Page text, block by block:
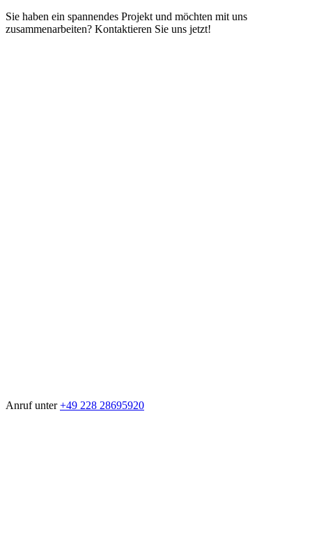
Sie haben ein spannendes Projekt und möchten mit uns
zusammenarbeiten? Kontaktieren Sie uns jetzt!
Anruf unter +49 228 28695920